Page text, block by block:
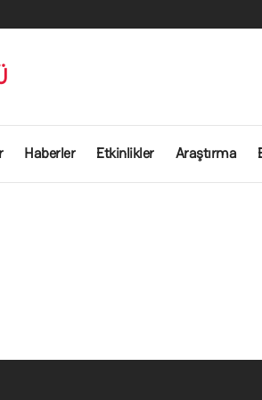
Haberler Etkinlikler Araştırma